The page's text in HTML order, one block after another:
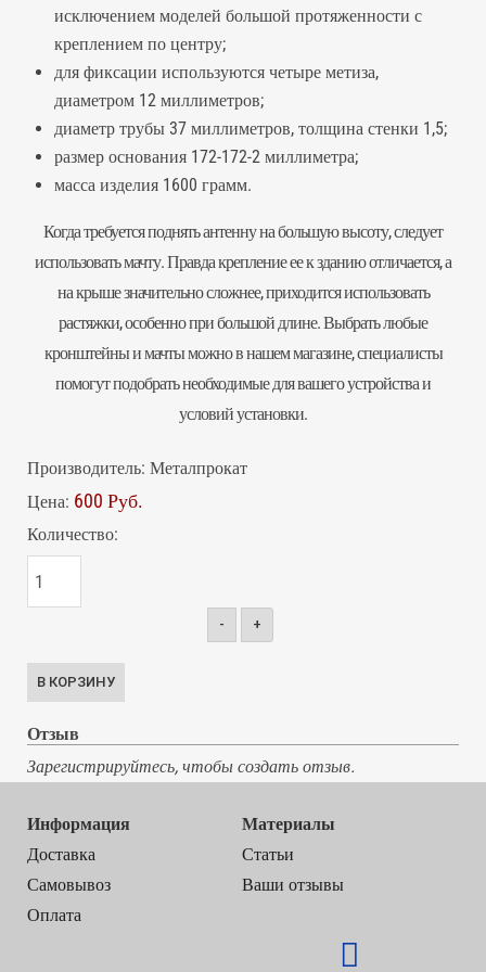
исключением моделей большой протяженности с
креплением по центру;
для фиксации используются четыре метиза,
диаметром 12 миллиметров;
диаметр трубы 37 миллиметров, толщина стенки 1,5;
размер основания 172-172-2 миллиметра;
масса изделия 1600 грамм.
Когда требуется поднять антенну на большую высоту, следует
использовать мачту. Правда крепление ее к зданию отличается, а
на крыше значительно сложнее, приходится использовать
растяжки, особенно при большой длине. Выбрать любые
кронштейныи мачты можно в нашем магазине, специалисты
помогут подобрать необходимые для вашего устройства и
условий установки.
Производитель: Металпрокат
Цена: 600 Руб.
Количество:
- +
Отзыв
Зарегистрируйтесь, чтобы создать отзыв.
Информация
Доставка
Самовывоз
Оплата
Материалы
Статьи
Ваши отзывы